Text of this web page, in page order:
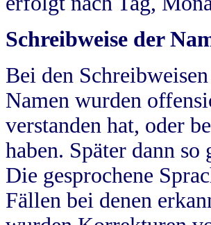
Schreibweise der
Bei den
Namen wurden
verstanden hat, oder
haben. Später dann
Die gesprochene
Fällen bei denen